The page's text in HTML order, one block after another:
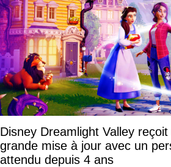
Disney Dreamlight Valley
grande mise à jour avec un
attendu depuis 4 ans